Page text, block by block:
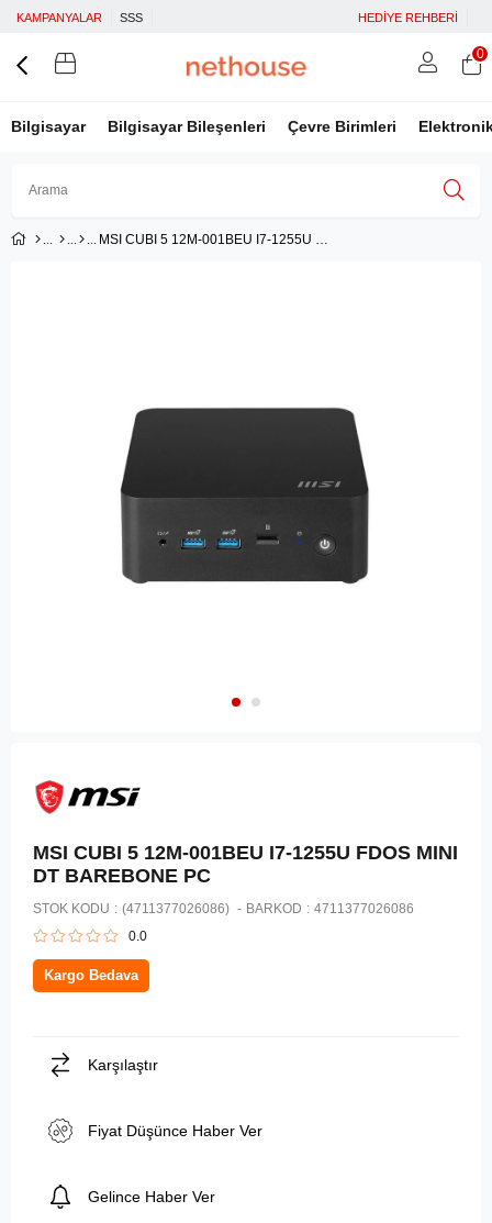
KAMPANYALAR SSS HEDİYE REHBERİ
Bilgisayar Bilgisayar Bileşenleri Çevre Birimleri
0
MSI CUBI 5 12M-001BEU I7-1255U FDOS MINI DT BAREBONE PC
MSI CUBI 5 12M-001BEU I7-1255U FDOS MINI
DT BAREBONE PC
STOK KODU (4711377026086) BARKOD : 4711377026086
0.0
Kargo Bedava
Karşılaştır
Fiyat Düşünce Haber Ver
Gelince Haber Ver